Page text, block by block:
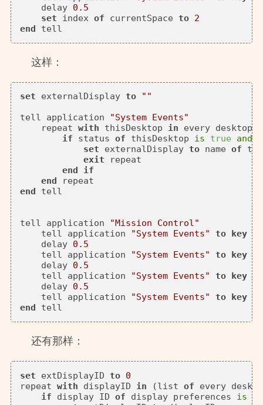
    delay
0.5
set index of currentSpace to 2
end
这样：
set externalDisplay to
""
tell application
"System Events"
    repeat
with thisDesktop in every desktop
if status of thisDesktop is true and
set externalDisplay to name of
exit repeat
end
if
end
end
tell
tell application
"Mission Control"
    tell application
"System Events" to key
    delay
0.5
    tell application
"System Events" to key
    delay
0.5
    tell application
"System Events" to key
    delay
0.5
    tell application
"System Events" to key
end
还有那样：
set extDisplayID to 0
repeat with displayID in (list of every
if display ID of display preferences is